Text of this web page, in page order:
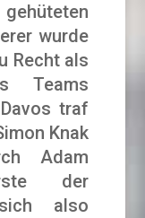
wurde
Recht als
Teams
traf
Knak
Adam
der
also